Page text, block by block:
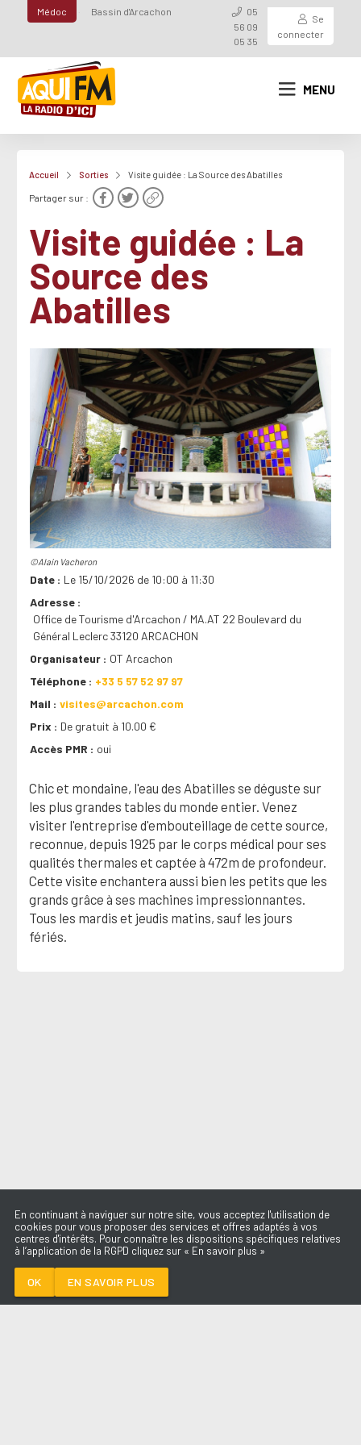
Médoc Bassin d'Arcachon
05
56 09
05 35
Se
connecter
LES OIES
MENU
Accueil Sorties Visite guidée : La Source des Abatilles
Partager sur :
Visite guidée : La
Source des
Abatilles
©Alain Vacheron
Date
Le 15/10/2026 de 10:00 à 11:30
Adresse
Office de Tourisme d'Arcachon / MA.AT 22 Boulevard du
Général Leclerc 33120 ARCACHON
Organisateur
OT Arcachon
Téléphone
+33 5 57 52 97 97
Mail
visites@arcachon.com
Prix
De gratuit à 10.00 €
Accès PMR
oui
Chic et mondaine, l'eau des Abatilles se déguste sur
les plus grandes tables du monde entier. Venez
visiter l'entreprise d'embouteillage de cette source,
reconnue, depuis 1925 par le corps médical pour ses
qualités thermales et captée à 472m de profondeur.
Cette visite enchantera aussi bien les petits que les
grands grâce à ses machines impressionnantes.
Tous les mardis et jeudis matins, sauf les jours
fériés.
En continuant à naviguer sur notre site, vous acceptez l'utilisation de
cookies pour vous proposer des services et offres adaptés à vos
centres d'intérêts. Pour connaître les dispositions spécifiques relatives
à l’application de la RGPD cliquez sur « En savoir plus »
OK EN SAVOIR PLUS